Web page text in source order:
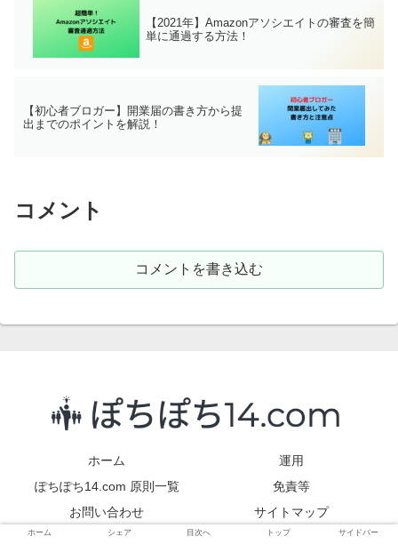
【2021年】Amazonアソシエイトの審査を簡
単に通過する方法！
【初心者ブロガー】開業届の書き方から提
出までのポイントを解説！
コメント
コメントを書き込む
ホーム
運用
ぽちぽち14.com 原則一覧
免責等
お問い合わせ
サイトマップ
ホーム シェア 目次へ トップ サイドバー